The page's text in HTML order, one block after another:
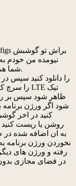
نیومده من خودم
شما هم یاد بگیر جواب نمیدی تو بالا خودم پیدا کردم.
شود اگر ورژن برنامه
روشن یا ریست
نخوردن ورژن برنامه
در فضای مجازی